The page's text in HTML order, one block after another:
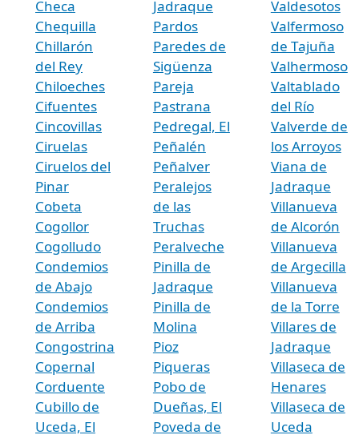
Checa
Chequilla
Chillarón
del Rey
Chiloeches
Cifuentes
Cincovillas
Ciruelas
Ciruelos del
Pinar
Cobeta
Cogollor
Cogolludo
Condemios
de Abajo
Condemios
de Arriba
Congostrina
Copernal
Corduente
Cubillo de
Uceda, El
Jadraque
Pardos
Paredes de
Sigüenza
Pareja
Pastrana
Pedregal, El
Peñalén
Peñalver
Peralejos
de las
Truchas
Peralveche
Pinilla de
Jadraque
Pinilla de
Molina
Pioz
Piqueras
Pobo de
Dueñas, El
Poveda de
Valdesotos
Valfermoso
de Tajuña
Valhermoso
Valtablado
del Río
Valverde de
los Arroyos
Viana de
Jadraque
Villanueva
de Alcorón
Villanueva
de Argecilla
Villanueva
de la Torre
Villares de
Jadraque
Villaseca de
Henares
Villaseca de
Uceda